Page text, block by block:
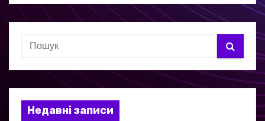
Недавні записи